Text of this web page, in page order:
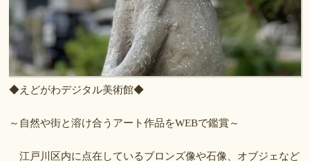
◆えどがわデジタル美術館◆
～自然や街と溶け合うアート作品をWEBで鑑賞～
江戸川区内に点在しているブロンズ像や石像、オブジェなど